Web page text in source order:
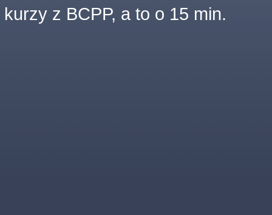
kurzy z BCPP, a to o 15 min.